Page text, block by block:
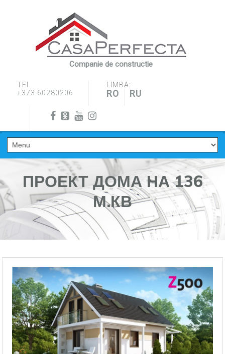
Companie de constructie
TEL
+373 60280206
LIMBA:
RO RU
ПРОЕКТ ДОМА НА 136
М.КВ